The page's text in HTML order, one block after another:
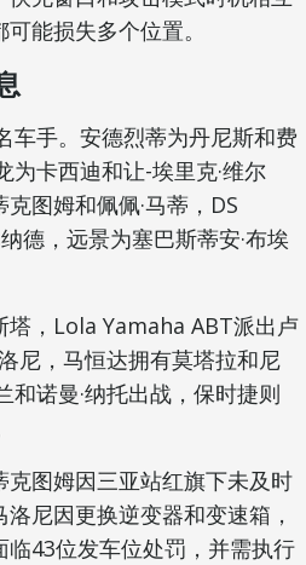
能损失多个位置。
车手。安德烈蒂为丹尼斯和费
为卡西迪和让-埃里克·维尔
克图姆和佩佩·马蒂，DS
德，远景为塞巴斯蒂安·布埃
塔，Lola Yamaha ABT派出卢
尼，马恒达拥有莫塔拉和尼
和诺曼·纳托出战，保时捷则
图姆因三亚站红旗下未及时
尼因更换逆变器和变速箱，
43位发车位处罚，并需执行